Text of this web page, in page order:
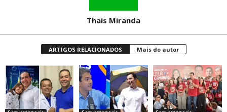
Thais Miranda
ARTIGOS RELACIONADOS Mais do autor